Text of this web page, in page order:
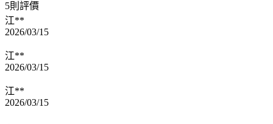
5則評價
江**
2026/03/15
江**
2026/03/15
江**
2026/03/15